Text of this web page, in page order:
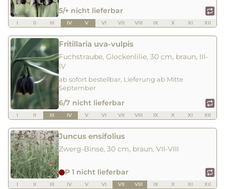
5/+ nicht lieferbar
I II III IV V VI VII VIII IX X XI XII
Fritillaria uva-vulpis
Fuchstraube, Glockenlilie, 30 cm, braun, III-
IV
ab sofort bestellbar, Lieferung ab Mitte
September
6/7 nicht lieferbar
I II III IV V VI VII VIII IX X XI XII
Juncus ensifolius
Zwerg-Binse, 30 cm, braun, VII-VIII
P 1 nicht lieferbar
I II III IV V VI VII VIII IX X XI XII